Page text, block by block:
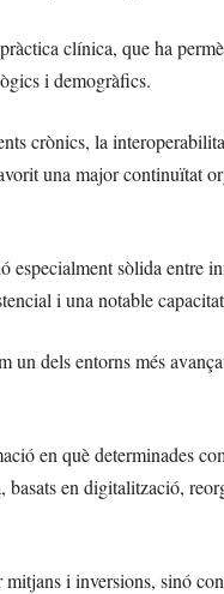
clínica, que ha
i demogràfics.
crònics, la
una major continuïtat
sòlida entre
i una notable
un dels entorns més
en què determinades
en digitalització,
i inversions, sinó